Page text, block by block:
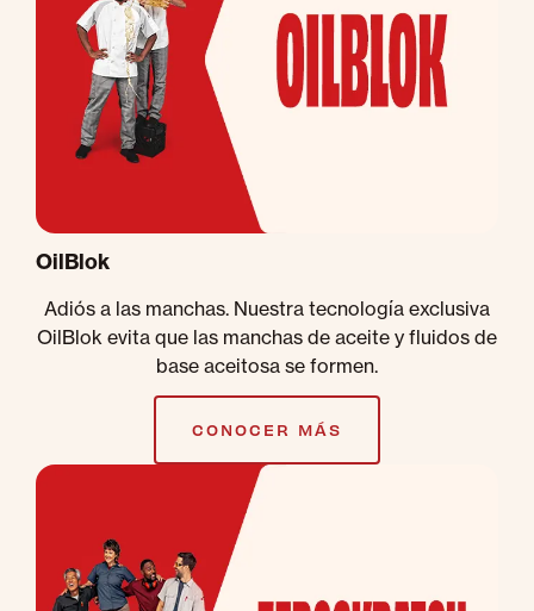
OilBlok
Adiós a las manchas. Nuestra tecnología exclusiva
OilBlok evita que las manchas de aceite y fluidos de
base aceitosa se formen.
CONOCER MÁS